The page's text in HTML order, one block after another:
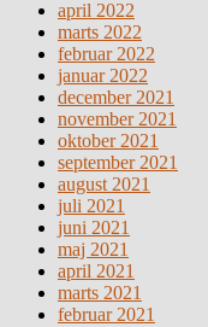
april 2022
marts 2022
februar 2022
januar 2022
december 2021
november 2021
oktober 2021
september 2021
august 2021
juli 2021
juni 2021
maj 2021
april 2021
marts 2021
februar 2021